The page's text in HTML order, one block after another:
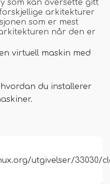
som kan oversette gitt
arkitekturer
som er mest
når den er
virtuell maskin med
du installerer
utgivelser/33030/